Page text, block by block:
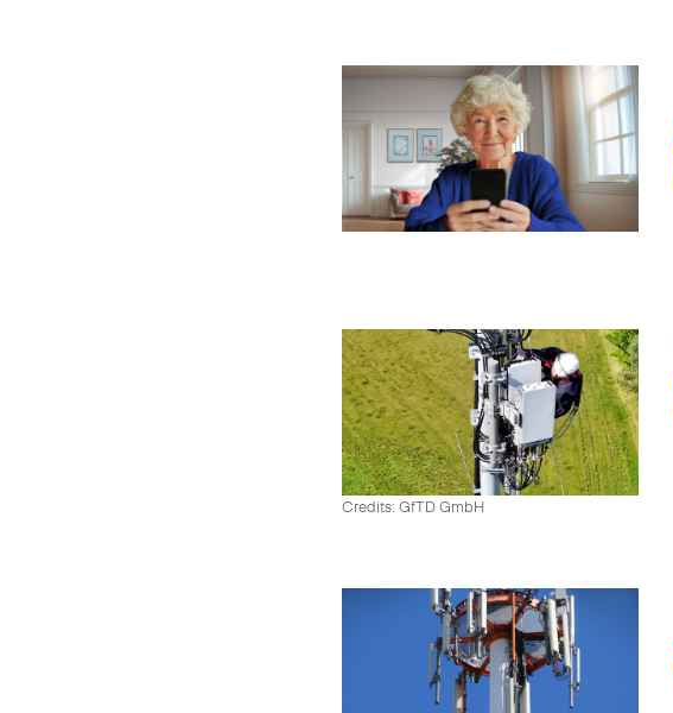
Credits: GfTD GmbH